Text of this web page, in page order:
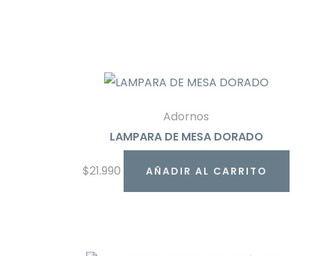
Adornos
LAMPARA DE MESA DORADO
$21.990 AÑADIR AL CARRITO